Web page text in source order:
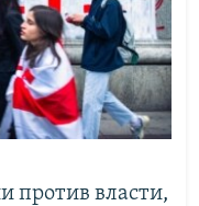
против власти,